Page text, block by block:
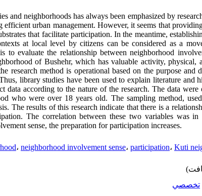
and neighborhoods has always been emphasized by
efficient urban management. However, it seems that
that facilitate participation. In the meantime,
at local level by citizens can be considered as a
to evaluate the relationship between neighborhood
of Bushehr, which has valuable activity, physical,
research method is operational based on the purpose and
library studies have been used to explain literature and
data according to the nature of the research. The data
who were over 18 years old. The sampling method,
The results of this research indicate that there is a
The correlation between these two variables was
sense, the preparation for participation increases.
، neighborhood involvement sense، participation، Kuti
تخصصي